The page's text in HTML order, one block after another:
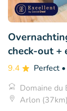
check-out +
9.4 Perfect
Domaine du
Arlon (37km)